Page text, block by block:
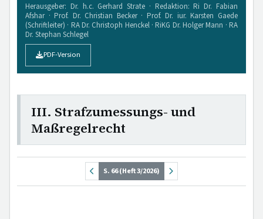
Herausgeber: Dr. h.c. Gerhard Strate · Redaktion: Ri Dr. Fabian
Afshar · Prof. Dr. Christian Becker · Prof. Dr. iur. Karsten Gaede
(Schriftleiter) · RA Dr. Christoph Henckel · RiKG Dr. Holger Mann · RA
Dr. Stephan Schlegel
PDF-Version
III. Strafzumessungs- und
Maßregelrecht
S. 66 (Heft 3/2026)